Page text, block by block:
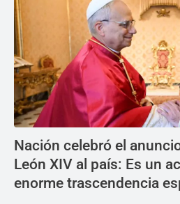
Nación celebró el
León XIV al país: Es un
enorme trascendencia